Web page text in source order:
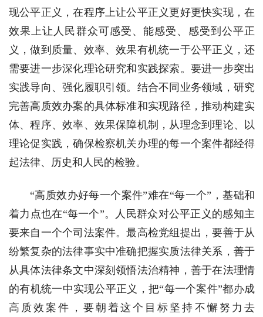
现公平正义，在程序上让公平正义更好更快实现，在
效果上让人民群众可感受、能感受、感受到公平正
义，做到质量、效率、效果有机统一于公平正义，还
需要进一步深化理论研究和实践探索。要进一步突出
实践导向、强化履职引领。结合不同业务领域，研究
完善高质效办案的具体标准和实现路径，推动构建实
体、程序、效率、效果保障机制，从理念到理论、以
理论促实践，确保检察机关办理的每一个案件都经得
起法律、历史和人民的检验。
“高质效办好每一个案件”难在“每一个”，基础和
着力点也在“每一个”。人民群众对公平正义的感知主
要来自一个个司法案件。最高检党组提出，要善于从
纷繁复杂的法律事实中准确把握实质法律关系，善于
从具体法律条文中深刻领悟法治精神，善于在法理情
的有机统一中实现公平正义，把“每一个案件”都办成
高质效案件，要朝着这个目标坚持不懈努力去